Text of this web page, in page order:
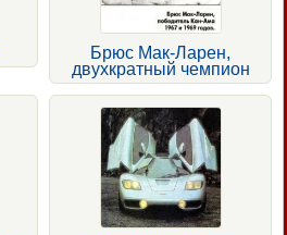
Брюс Мак-Ларен,
двухкратный чемпион